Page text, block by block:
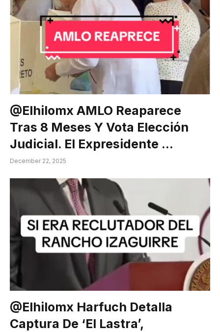
@elhilomx AMLO Reaparece
Tras 8 Meses Y Vota Elección
Judicial. El Expresidente …
December 22, 2025
@elhilomx Harfuch Detalla
Captura De ‘El Lastra’,